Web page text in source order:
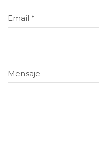
Email *
Mensaje